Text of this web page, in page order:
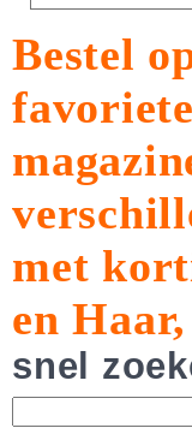
Bestel
favoriete
met
en
snel